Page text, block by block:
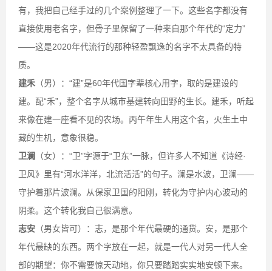
有，我把自己经手过的几个案例整理了一下。这些名字都没有
直接使用老名字，但骨子里保留了一种来自那个年代的“定力”
——这是2020年代流行的那种轻盈飘逸的名字不太具备的特
质。
建禾 （男）：“建”是60年代国字辈核心用字，取的是建设的
建。配“禾”，整个名字从城市基建转向田野的生长。建禾，听起
来像在建一座看不见的农场。丙午年生人用这个名，火生土中
藏的生机，意象很稳。
卫澜
（女）：“卫”字源于“卫东”一脉，但许多人不知道《诗经·
卫风》里有“河水洋洋，北流活活”的句子。澜是水波，卫澜——
守护着那片波澜。从保家卫国的阳刚，转化为守护内心波动的
阴柔。这个转化我自己很满意。
志安 （男女皆可）：志，是那个年代最硬的通货。安，是那个
年代最缺的东西。两个字放在一起，就是一代人对另一代人全
部的期望：你不需要惊天动地，你只要踏踏实实地安顿下来。